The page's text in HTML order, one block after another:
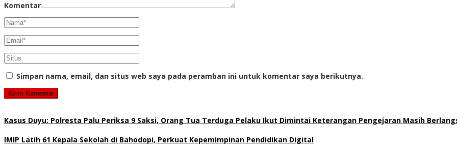
Komentar
Simpan nama, email, dan situs web saya pada peramban ini untuk komentar saya berikutnya.
Kasus Duyu: Polresta Palu Periksa 9 Saksi, Orang Tua Terduga Pelaku Ikut Dimintai Keterangan Pengejaran Masih
IMIP Latih 61 Kepala Sekolah di Bahodopi, Perkuat Kepemimpinan Pendidikan Digital